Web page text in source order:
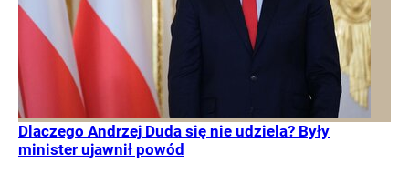
Dlaczego Andrzej Duda się nie udziela? Były
minister ujawnił powód